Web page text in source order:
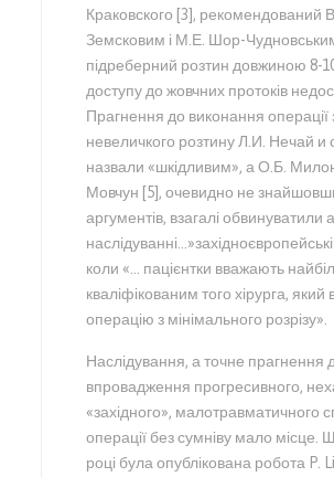
Краковского [3], рекомендований
Земсковим і М.Е. Шор-
підреберний розтин довжиною 8-
доступу до жовчних протоків
Прагнення до виконання операції
невеличкого розтину Л.И. Нечай и
назвали «шкідливим», а О.Б.
Мовчун [5], очевидно не
аргументів, взагалі обвинуватили
коли «… пацієнтки вважають
кваліфікованим того хірурга, який
операцію з мінімального розрізу».
Наслідування, а точне прагнення
впровадження прогресивного,
«західного», малотравматичного
операції без сумніву мало місце.
році була опублікована робота P.